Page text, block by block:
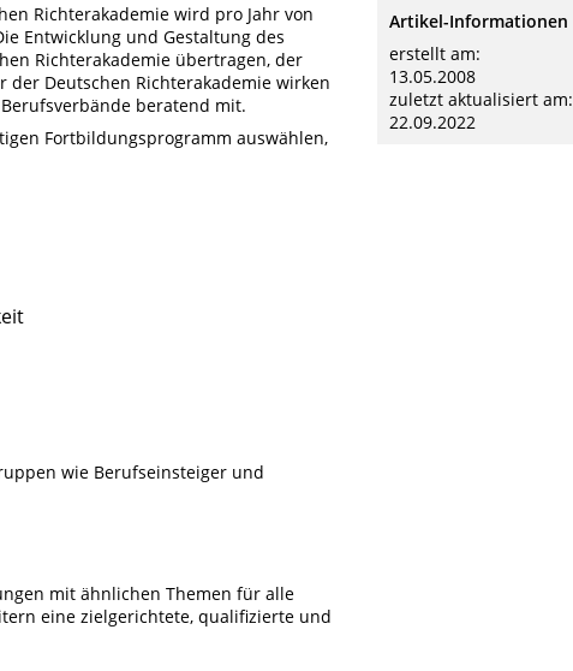
Richterakademie wird pro Jahr von
Entwicklung und Gestaltung des
Richterakademie übertragen, der
Deutschen Richterakademie wirken
beratend mit.
Fortbildungsprogramm auswählen,
wie Berufseinsteiger und
mit ähnlichen Themen für alle
eine zielgerichtete, qualifizierte und
Artikel-Informationen
erstellt am:
13.05.2008
zuletzt aktualisiert am:
22.09.2022